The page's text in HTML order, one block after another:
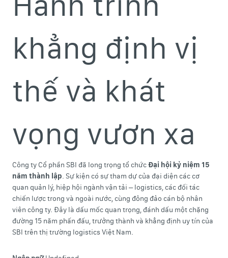
khẳng định vị
thế và khát
vọng vươn xa
Công ty Cổ phần SBI đã long trọng tổ chứcĐại hội kỷ niệm 15
năm thành lập . Sự kiện có sự tham dự của đại diện các cơ
quan quản lý, hiệp hội ngành vận tải – logistics, các đối tác
chiến lược trong và ngoài nước, cùng đông đảo cán bộ nhân
viên công ty. Đây là dấu mốc quan trọng, đánh dấu một chặng
đường 15 năm phấn đấu, trưởng thành và khẳng định uy tín của
SBI trên thị trường logistics Việt Nam.